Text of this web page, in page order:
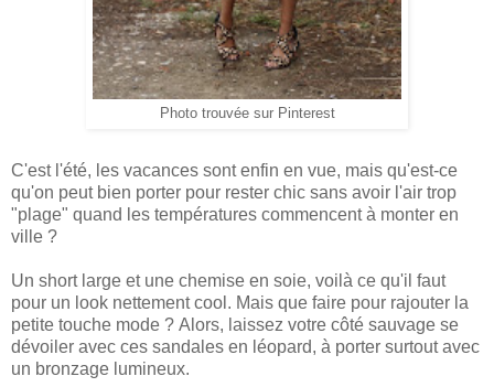
Photo trouvée sur Pinterest
C'est l'été, les vacances sont enfin en vue, mais qu'est-ce
qu'on peut bien porter pour rester chic sans avoir l'air trop
"plage" quand les températures commencent à monter en
ville ?
Un short large et une chemise en soie, voilà ce qu'il faut
pour un look nettement cool. Mais que faire pour rajouter la
petite touche mode ? Alors, laissez votre côté sauvage se
dévoiler avec ces sandales en léopard, à porter surtout avec
un bronzage lumineux.